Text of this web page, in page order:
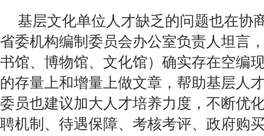
基层文化单位人才缺乏的问题也在协
省委机构编制委员会办公室负责人坦言
书馆、博物馆、文化馆）确实存在空编
的存量上和增量上做文章，帮助基层人
委员也建议加大人才培养力度，不断优
聘机制、待遇保障、考核考评、政府购